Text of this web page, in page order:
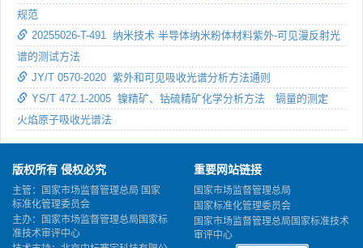
规范
20255026-T-491 纳米技术 半导体纳米粉体材料紫外-可见漫反射光
谱的测试方法
JY/T 0570-2020 紫外和可见吸收光谱分析方法通则
YS/T 472.1-2005 镍精矿、钴硫精矿化学分析方法 镉量的测定
火焰原子吸收光谱法
版权所有 侵权必究
主管：国家市场监督管理总局 国家
标准化管理委员会
主办：国家市场监督管理总局国家标
准技术审评中心
重要网站链接
国家市场监督管理总局
国家标准化管理委员会
国家市场监督管理总局国家标准技术
审评中心